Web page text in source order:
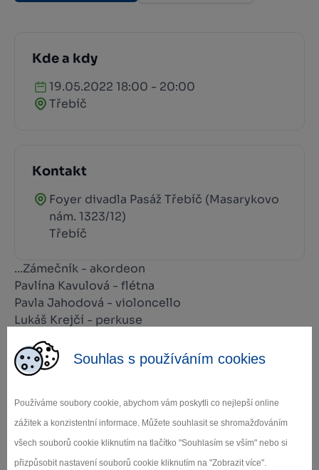
Souhlas s používáním cookies
Používáme soubory cookie, abychom vám poskytli co nejlepší online
zážitek a konzistentní informace. Můžete souhlasit se shromažďováním
všech souborů cookie kliknutím na tlačítko "Souhlasím se vším" nebo si
přizpůsobit nastavení souborů cookie kliknutím na "Zobrazit více".
Kde a kdy
19.05.2022 18:00 - 20:00
Třebíč
Kontakt
Foyer divadla Pasáž Třebíč (Masarykovo
nám. 1323/12)
Třebíč
...Zámečník - akordeon
Pavlína Kavulová - flétna
Pavla Jahodová - violoncello
Lukáš Krejčí - perkuse
Vstupné abonenti: 120 Kč
Vstupné senioři, studenti: 140 Kč